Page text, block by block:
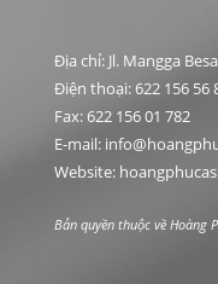
Địa chỉ: Jl. Mangga
Điện thoại: 622 156 56
Fax: 622 156 01 782
E-mail:
Website:
Bản quyền thuộc về Hoàng